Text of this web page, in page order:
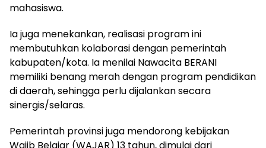
mahasiswa.
Ia juga menekankan, realisasi program ini
membutuhkan kolaborasi dengan pemerintah
kabupaten/kota. Ia menilai Nawacita BERANI
memiliki benang merah dengan program pendidikan
di daerah, sehingga perlu dijalankan secara
sinergis/selaras.
Pemerintah provinsi juga mendorong kebijakan